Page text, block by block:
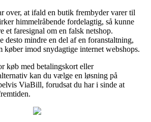
over, at ifald en butik frembyder varer til
himmelråbende fordelagtig, så kunne
et faresignal om en falsk netshop.
desto mindre en del af en foranstaltning,
køber imod snydagtige internet webshops.
køb med betalingskort eller
kan du vælge en løsning på
ViaBill, forudsat du har i sinde at